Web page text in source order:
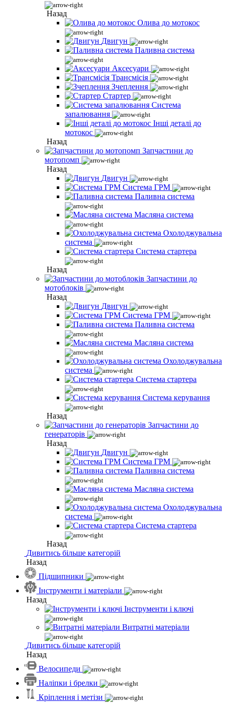
Назад
Олива до мотокос
Двигун
Паливна система
Аксесуари
Трансмісія
Зчеплення
Стартер
Система
запалювання
Інші деталі до
мотокос
Назад
Запчастини до
мотопомп
Назад
Двигун
Система ГРМ
Паливна система
Масляна система
Охолоджувальна
система
Система стартера
Назад
Запчастини до
мотоблоків
Назад
Двигун
Система ГРМ
Паливна система
Масляна система
Охолоджувальна
система
Система стартера
Система керування
Назад
Запчастини до
генераторів
Назад
Двигун
Система ГРМ
Паливна система
Масляна система
Охолоджувальна
система
Система стартера
Назад
Дивитись більше категорій
Назад
Підшипники
Інструменти і матеріали
Назад
Інструменти і ключі
Витратні матеріали
Дивитись більше категорій
Назад
Велосипеди
Наліпки і брелки
Кріплення і метізи